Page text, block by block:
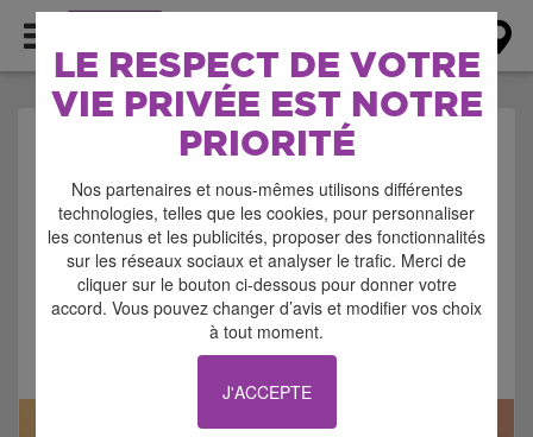
LE RESPECT DE VOTRE
VIE PRIVÉE EST NOTRE
PRIORITÉ
Nos partenaires et nous-mêmes utilisons différentes
technologies, telles que les cookies, pour personnaliser
les contenus et les publicités, proposer des fonctionnalités
sur les réseaux sociaux et analyser le trafic. Merci de
cliquer sur le bouton ci-dessous pour donner votre
accord. Vous pouvez changer d’avis et modifier vos choix
à tout moment.
J'ACCEPTE
AGENDA > CONCERT -
MUSIQUE